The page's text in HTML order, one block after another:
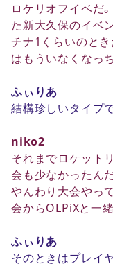
ロケリオフイベだ
た新大久保のイベ
チナ1くらいのとき
はもういなくなっ
ふぃりあ
結構珍しいタイプで
niko2
それまでロケット
会も少なかったん
やんわり大会やっ
会からOLPiXと一
ふぃりあ
そのときはプレイ